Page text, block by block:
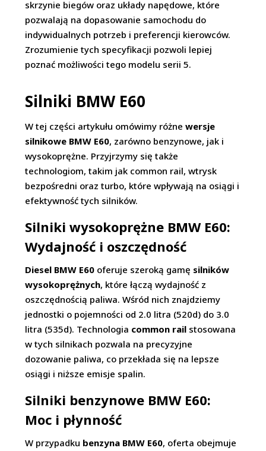
skrzynie biegów oraz układy napędowe, które
pozwalają na dopasowanie samochodu do
indywidualnych potrzeb i preferencji kierowców.
Zrozumienie tych specyfikacji pozwoli lepiej
poznać możliwości tego modelu serii 5.
Silniki BMW E60
W tej części artykułu omówimy różnewersje
silnikowe BMW E60, zarówno benzynowe, jak i
wysokoprężne. Przyjrzymy się także
technologiom, takim jak common rail, wtrysk
bezpośredni oraz turbo, które wpływają na osiągi i
efektywność tych silników.
Silniki wysokoprężne BMW E60:
Wydajność i oszczędność
Diesel BMW E60 oferuje szeroką gamę silników
wysokoprężnych, które łączą wydajność z
oszczędnością paliwa. Wśród nich znajdziemy
jednostki o pojemności od 2.0 litra (520d) do 3.0
litra (535d). Technologia common rail stosowana
w tych silnikach pozwala na precyzyjne
dozowanie paliwa, co przekłada się na lepsze
osiągi i niższe emisje spalin.
Silniki benzynowe BMW E60:
Moc i płynność
W przypadku benzyna BMW E60, oferta obejmuje